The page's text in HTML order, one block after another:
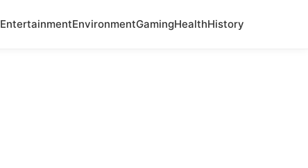
EntertainmentEnvironmentGamingHealthHistory